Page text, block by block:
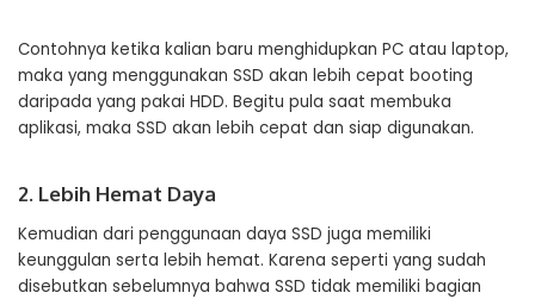
Contohnya ketika kalian baru menghidupkan PC atau laptop,
maka yang menggunakan SSD akan lebih cepat booting
daripada yang pakai HDD. Begitu pula saat membuka
aplikasi, maka SSD akan lebih cepat dan siap digunakan.
2. Lebih Hemat Daya
Kemudian dari penggunaan daya SSD juga memiliki
keunggulan serta lebih hemat. Karena seperti yang sudah
disebutkan sebelumnya bahwa SSD tidak memiliki bagian